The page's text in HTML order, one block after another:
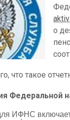
о
что такое
Федеральной
ИФНС